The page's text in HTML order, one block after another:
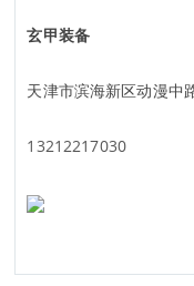
玄甲装备
天津市滨海新区动漫中
13212217030